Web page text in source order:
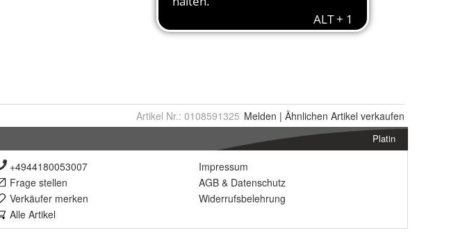
Artikel Nr.: 0108591325 Melden | Ähnlichen Artikel verkaufen
Platin
+4944180053007
Frage stellen
Verkäufer merken
Alle Artikel
Impressum
AGB & Datenschutz
Widerrufsbelehrung